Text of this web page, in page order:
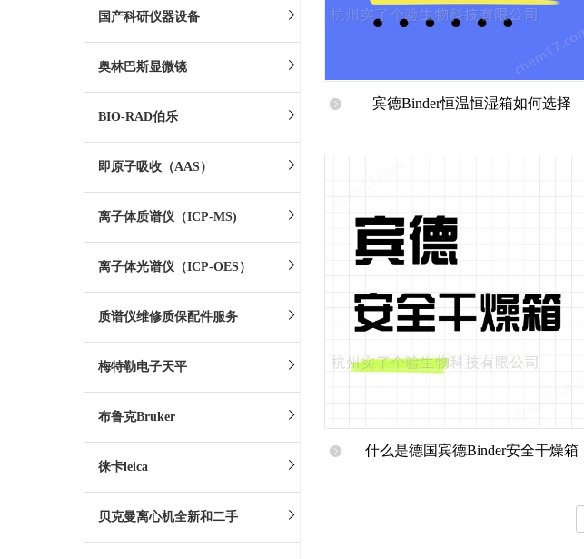
宾德Binder恒温恒湿箱如何选择
什么是德国宾德Binder安全干燥箱
国产科研仪器设备
奥林巴斯显微镜
BIO-RAD伯乐
即原子吸收（AAS）
离子体质谱仪（ICP-MS)
离子体光谱仪（ICP-OES）
质谱仪维修质保配件服务
梅特勒电子天平
布鲁克Bruker
徕卡‌leica
贝克曼离心机全新和二手